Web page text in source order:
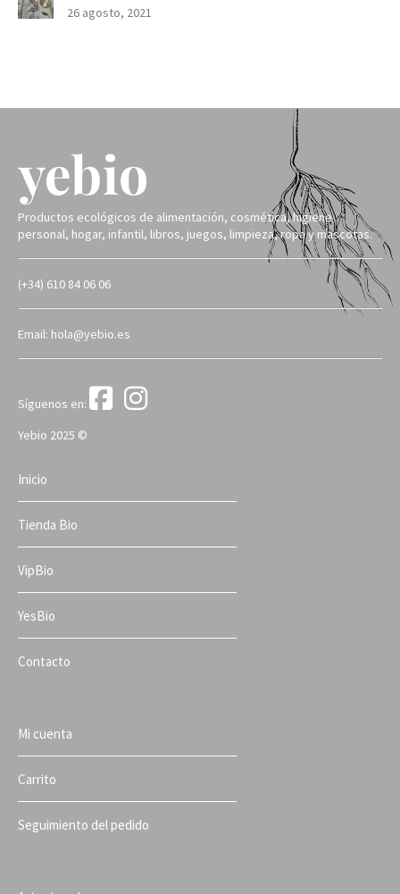
26 agosto, 2021
Productos ecológicos de alimentación, cosmética, higiene
personal, hogar, infantil, libros, juegos, limpieza, ropa y mascotas.
(+34) 610 84 06 06
Email: hola@yebio.es
Síguenos en:
Yebio 2025 ©
Inicio
Tienda Bio
VipBio
YesBio
Contacto
Mi cuenta
Carrito
Seguimiento del pedido